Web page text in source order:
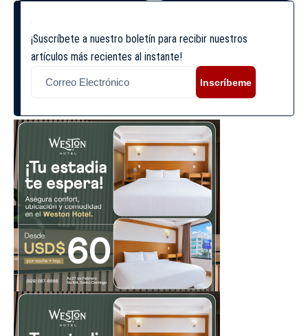
¡Suscríbete a nuestro boletín para recibir nuestros
artículos más recientes al instante!
Inscríbeme